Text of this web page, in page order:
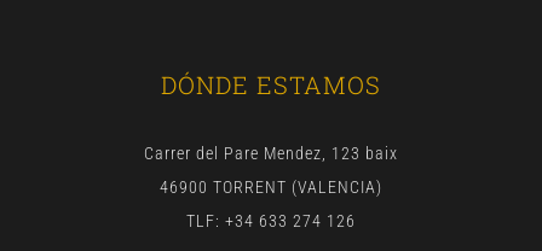
DÓNDE ESTAMOS
Carrer del Pare Mendez, 123 baix
46900 TORRENT (VALENCIA)
TLF: +34 633 274 126